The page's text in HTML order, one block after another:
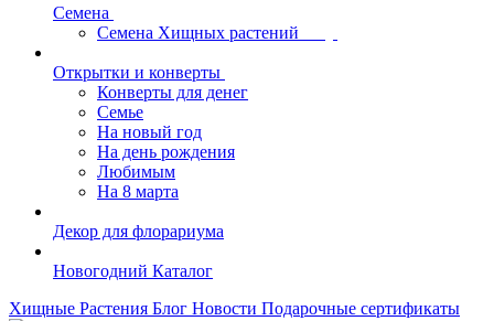
Семена
Семена Хищных растений
Открытки и конверты
Конверты для денег
Семье
На новый год
На день рождения
Любимым
На 8 марта
Декор для флорариума
Новогодний Каталог
Хищные Растения Блог Новости Подарочные сертификаты